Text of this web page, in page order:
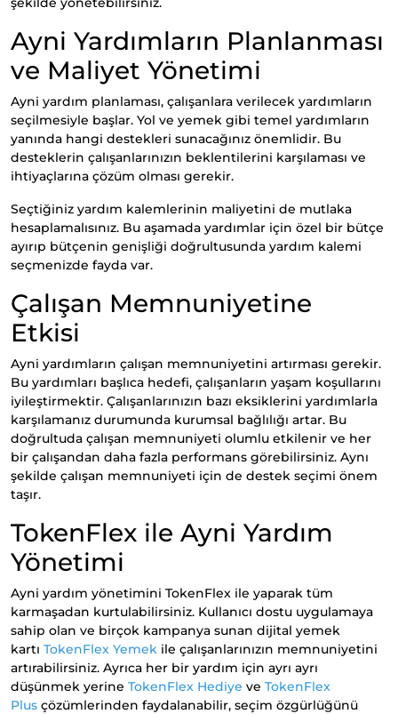
Ayni Yardımların Planlanması
ve Maliyet Yönetimi
Ayni yardım planlaması, çalışanlara verilecek yardımların
seçilmesiyle başlar. Yol ve yemek gibi temel yardımların
yanında hangi destekleri sunacağınız önemlidir. Bu
desteklerin çalışanlarınızın beklentilerini karşılaması ve
ihtiyaçlarına çözüm olması gerekir.
Seçtiğiniz yardım kalemlerinin maliyetini de mutlaka
hesaplamalısınız. Bu aşamada yardımlar için özel bir bütçe
ayırıp bütçenin genişliği doğrultusunda yardım kalemi
seçmenizde fayda var.
Çalışan Memnuniyetine
Etkisi
Ayni yardımların çalışan memnuniyetini artırması gerekir.
Bu yardımları başlıca hedefi, çalışanların yaşam koşullarını
iyileştirmektir. Çalışanlarınızın bazı eksiklerini yardımlarla
karşılamanız durumunda kurumsal bağlılığı artar. Bu
doğrultuda çalışan memnuniyeti olumlu etkilenir ve her
bir çalışandan daha fazla performans görebilirsiniz. Aynı
şekilde çalışan memnuniyeti için de destek seçimi önem
taşır.
TokenFlex ile Ayni Yardım
Yönetimi
Ayni yardım yönetimini TokenFlex ile yaparak tüm
karmaşadan kurtulabilirsiniz. Kullanıcı dostu uygulamaya
sahip olan ve birçok kampanya sunan dijital yemek
kartı TokenFlex Yemek ile çalışanlarınızın memnuniyetini
artırabilirsiniz. Ayrıca her bir yardım için ayrı ayrı
düşünmek yerine TokenFlex Hediye ve TokenFlex
Plus çözümlerinden faydalanabilir, seçim özgürlüğünü